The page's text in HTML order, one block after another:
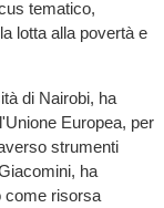
tematico,
lotta alla povertà e
di Nairobi, ha
Europea, per
strumenti
ha
come risorsa